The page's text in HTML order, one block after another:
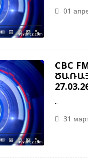
01
CBC
..
31